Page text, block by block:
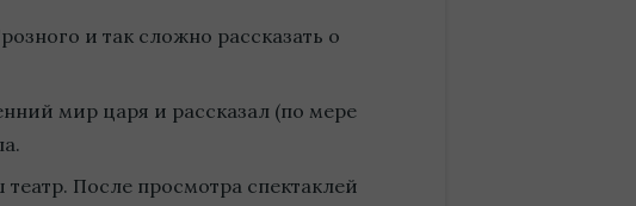
и так сложно рассказать о
мир царя и рассказал (по мере
После просмотра спектаклей